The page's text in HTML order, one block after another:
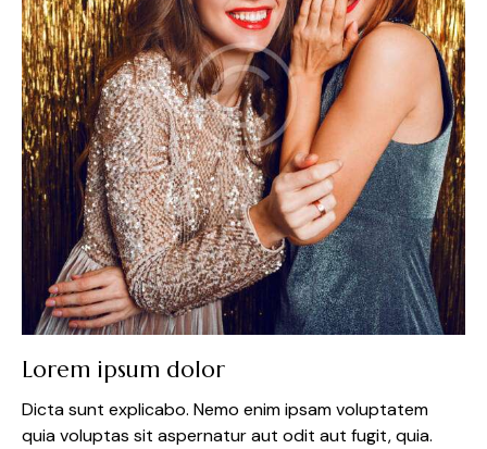
Lorem ipsum dolor
Dicta sunt explicabo. Nemo enim ipsam voluptatem
quia voluptas sit aspernatur aut odit aut fugit, quia.